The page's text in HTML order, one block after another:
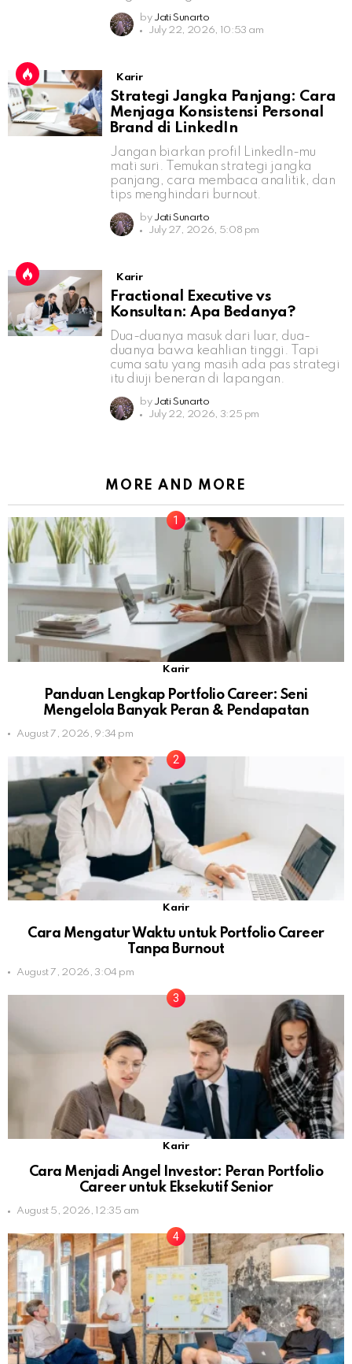
by Jati Sunarto
July 22, 2026, 10:53 am
Karir
Strategi Jangka Panjang: Cara
Menjaga Konsistensi Personal
Brand di LinkedIn
Jangan biarkan profil LinkedIn-mu
mati suri. Temukan strategi jangka
panjang, cara membaca analitik, dan
tips menghindari burnout.
by Jati Sunarto
July 27, 2026, 5:08 pm
Karir
Fractional Executive vs
Konsultan: Apa Bedanya?
Dua-duanya masuk dari luar, dua-
duanya bawa keahlian tinggi. Tapi
cuma satu yang masih ada pas strategi
itu diuji beneran di lapangan.
by Jati Sunarto
July 22, 2026, 3:25 pm
MORE AND MORE
Karir
Panduan Lengkap Portfolio Career: Seni
Mengelola Banyak Peran & Pendapatan
August 7, 2026, 9:34 pm
Karir
Cara Mengatur Waktu untuk Portfolio Career
Tanpa Burnout
August 7, 2026, 3:04 pm
Karir
Cara Menjadi Angel Investor: Peran Portfolio
Career untuk Eksekutif Senior
August 5, 2026, 12:35 am